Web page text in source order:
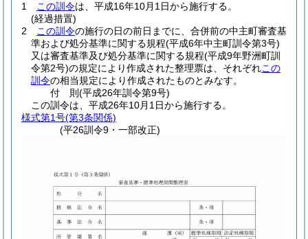
1
この訓令は、平成16年10月1日から施行する。
(経過措置)
2
この訓令の施行の日の前日までに、合併前の中主町審査基
準および処分基準に関する規程(平成6年中主町訓令第3号)
又は審査基準及び処分基準に関する規程(平成9年野洲町訓
令第2号)の規定により作成された整理票は、それぞれこの
訓令の相当規定により作成されたものとみなす。
付 則(平成26年訓令第9号)
この訓令は、平成26年10月1日から施行する。
様式第1号(第3条関係)
(平26訓令9・一部改正)